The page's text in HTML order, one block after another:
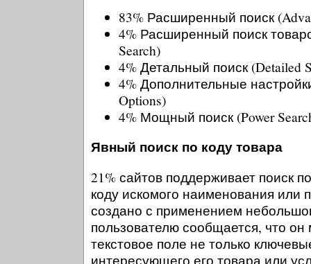
83% Расширенный поиск
4% Расширенный поиск
Search)
4% Детальный поиск (Detailed
4% Дополнительные
Options)
4% Мощный поиск (Power
Явный поиск по коду товара
21% сайтов поддерживает поиск
коду искомого наименования или
создано с применением
пользователю сообщается, что он
текстовое поле не только
интересующего его товара или